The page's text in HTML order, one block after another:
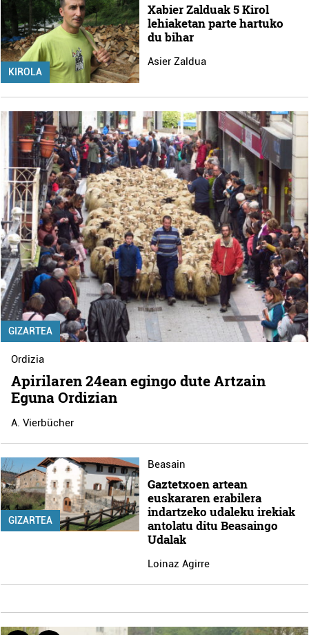
KIROLA
Xabier Zalduak 5 Kirol
lehiaketan parte hartuko
du bihar
Asier Zaldua
GIZARTEA
Ordizia
Apirilaren 24ean egingo dute Artzain
Eguna Ordizian
A. Vierbücher
GIZARTEA
Beasain
Gaztetxoen artean
euskararen erabilera
indartzeko udaleku irekiak
antolatu ditu Beasaingo
Udalak
Loinaz Agirre